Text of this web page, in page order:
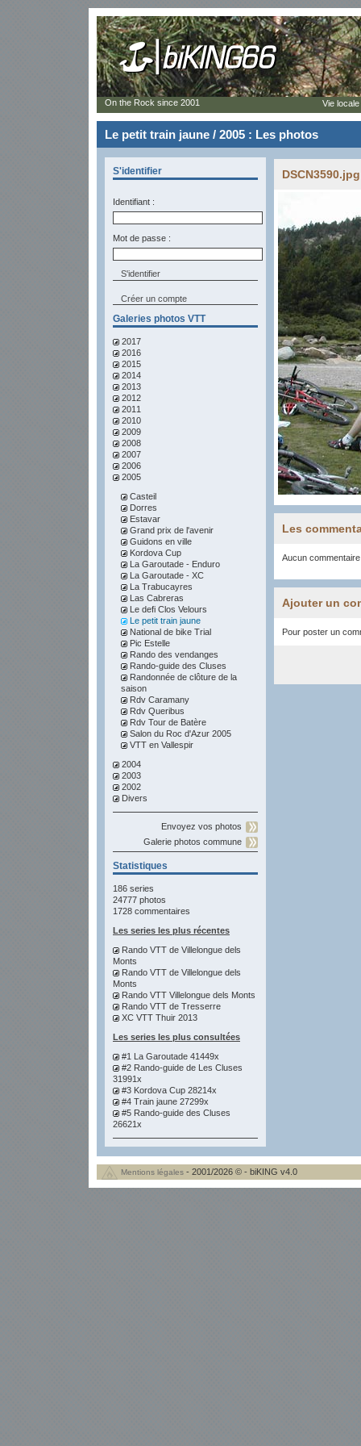
Le petit train jaune / 2005 : Les photos
S'identifier
Identifiant :
Mot de passe :
Créer un compte
Galeries photos VTT
2017
2016
2015
2014
2013
2012
2011
2010
2009
2008
2007
2006
2005
Casteil
Dorres
Estavar
Grand prix de l'avenir
Guidons en ville
Kordova Cup
La Garoutade - Enduro
La Garoutade - XC
La Trabucayres
Las Cabreras
Le defi Clos Velours
Le petit train jaune
National de bike Trial
Pic Estelle
Rando des vendanges
Rando-guide des Cluses
Randonnée de clôture de la
saison
Rdv Caramany
Rdv Queribus
Rdv Tour de Batère
Salon du Roc d'Azur 2005
VTT en Vallespir
2004
2003
2002
Divers
Envoyez vos photos
Galerie photos commune
Statistiques
186 series
24777 photos
1728 commentaires
Les series les plus récentes
Rando VTT de Villelongue dels
Monts
Rando VTT de Villelongue dels
Monts
Rando VTT Villelongue dels Monts
Rando VTT de Tresserre
XC VTT Thuir 2013
Les series les plus consultées
#1 La Garoutade 41449x
#2 Rando-guide de Les Cluses
31991x
#3 Kordova Cup 28214x
#4 Train jaune 27299x
#5 Rando-guide des Cluses
26621x
Les
Aucun
Ajouter un
Pour poster un
On the Rock since 2001 Vie
Mentions légales - 2001/2026 © - biKING v4.0